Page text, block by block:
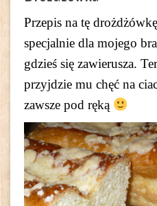
Przepis na tę
specjalnie dla mojego
gdzieś się zawierusza.
przyjdzie mu chęć na
zawsze pod ręką